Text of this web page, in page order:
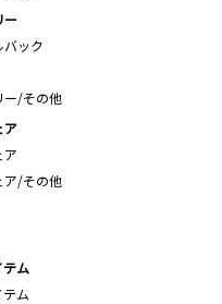
ー
バック
ー/その他
ア
ア
ア/その他
テム
ム